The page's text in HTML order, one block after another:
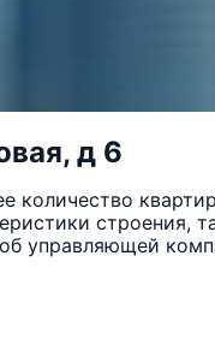
д 6
строения,
управляющей